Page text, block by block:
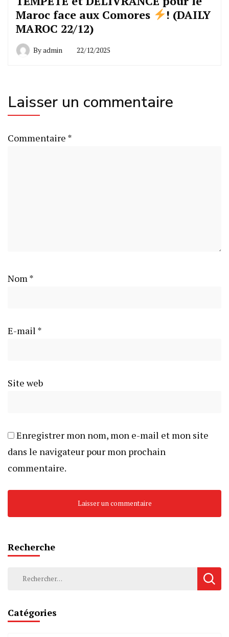
Maroc face aux Comores
! (DAILY
MAROC 22/12)
Byadmin 22/12/2025
Laisser un commentaire
Commentaire *
Nom *
E-mail *
Site web
Enregistrer mon nom, mon e-mail et mon site
dans le navigateur pour mon prochain
commentaire.
Recherche
Rechercher :
Catégories